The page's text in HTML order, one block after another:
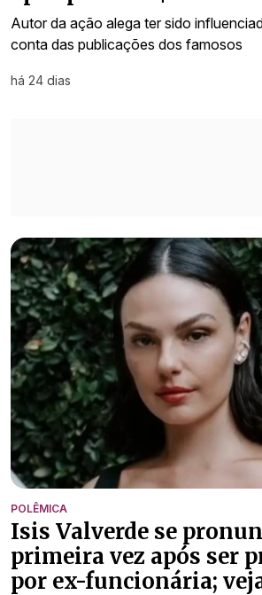
Autor da ação alega ter sido
conta das publicações dos famosos
há 24 dias
POLÊMICA
Isis Valverde se
primeira vez após ser
por ex-funcionária;